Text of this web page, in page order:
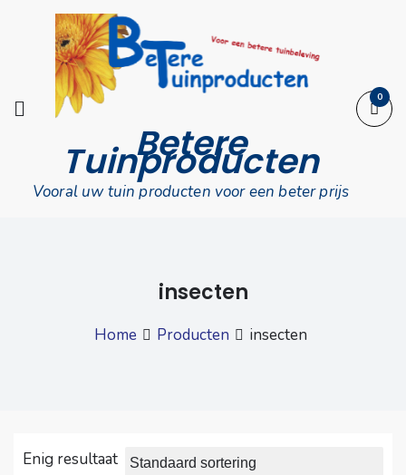
Betere
Tuinproducten
Vooral uw tuin producten voor een beter prijs
0
insecten
Home Producten insecten
Enig resultaat